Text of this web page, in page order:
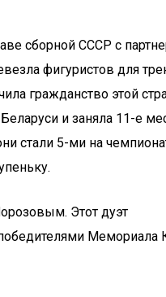
сборной СССР с
фигуристов для
гражданство этой
и заняла 11-е
стали 5-ми на
Этот дуэт
Мемориала